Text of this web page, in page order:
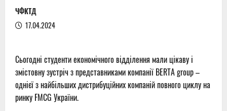
ЧФКТД
17.04.2024
Сьогодні студенти економічного відділення мали цікаву і
змістовну зустріч з представниками компанії BERTA group –
однієї з найбільших дистрибуційних компаній повного циклу на
ринку FMCG України.